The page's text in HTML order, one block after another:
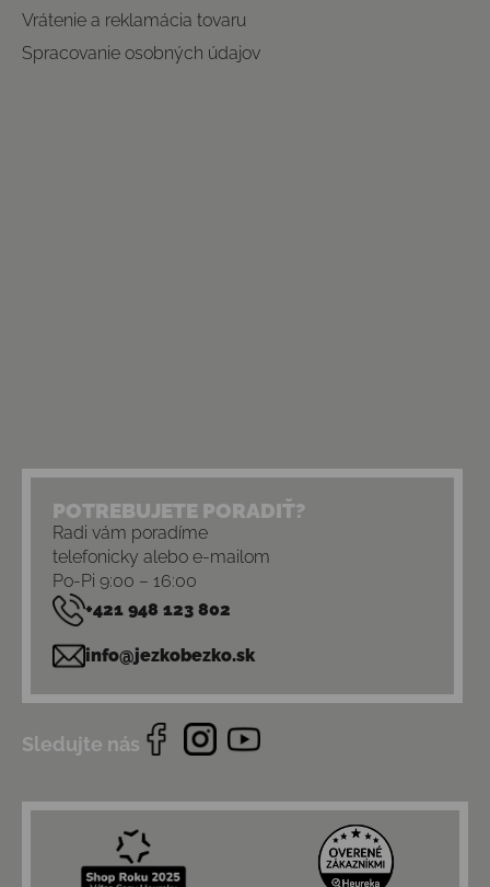
Vrátenie a reklamácia tovaru
Spracovanie osobných údajov
POTREBUJETE PORADIŤ?
Radi vám poradíme
telefonicky alebo e-mailom
Po-Pi 9:00 – 16:00
+421 948 123 802
info@jezkobezko.sk
Sledujte nás